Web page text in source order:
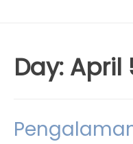
Day: April